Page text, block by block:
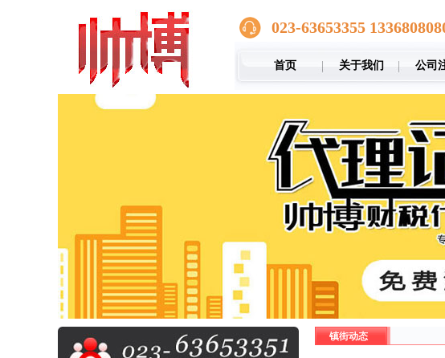
023-63653355
首页 关于我们 公司
镇街动态